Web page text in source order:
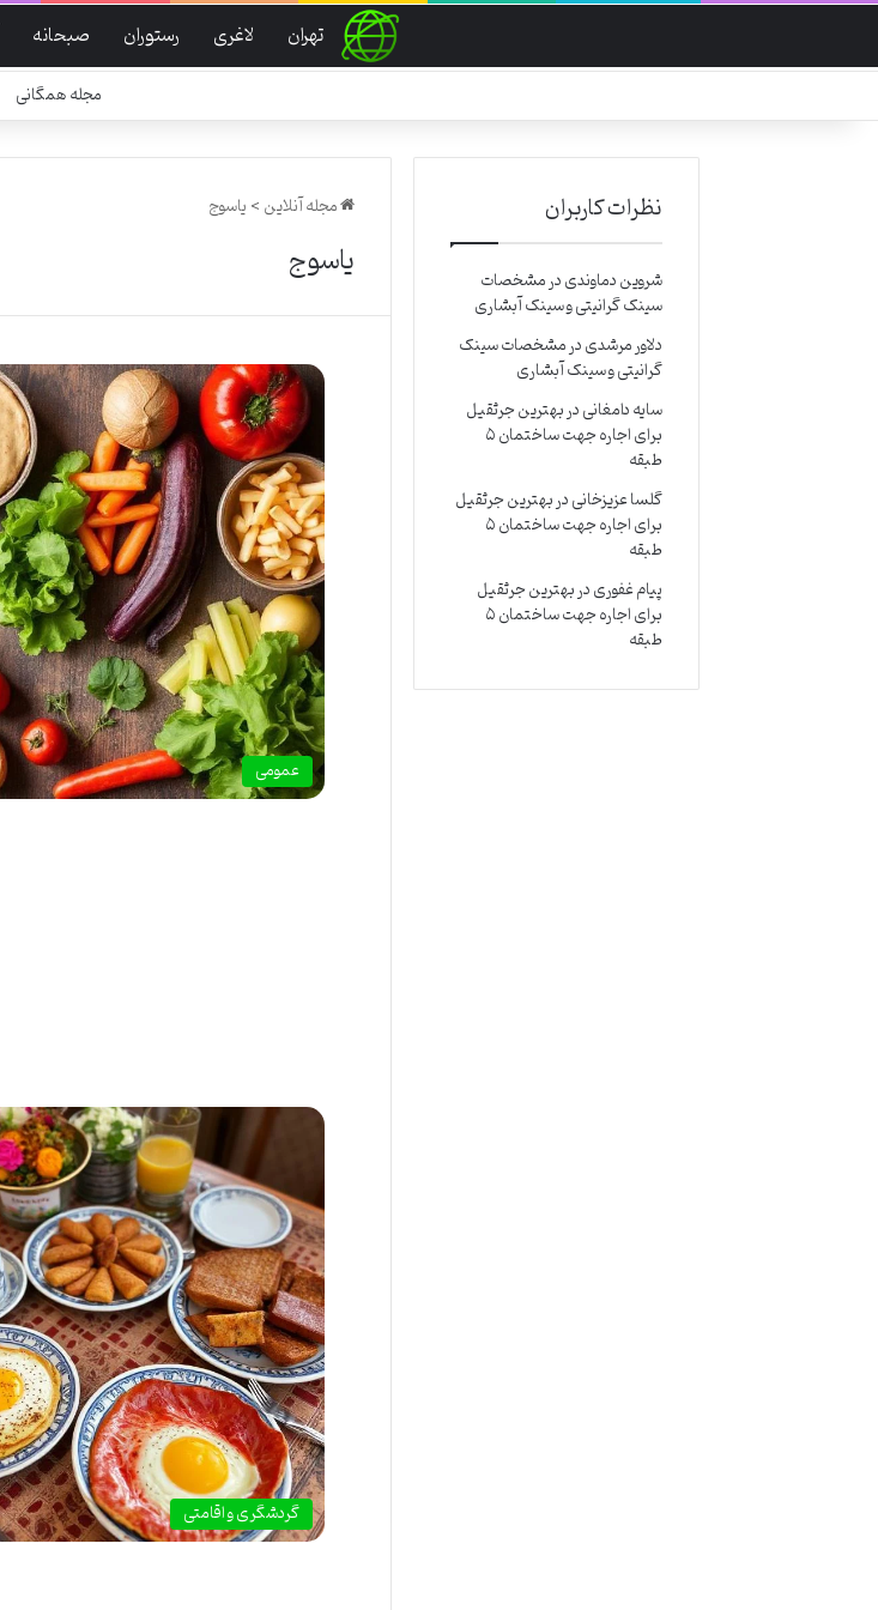
تهران لاغری رستوران صبحانه
مجله همگانی
مجله آنلاین>یاسوج
یاسوج
عمومی
گردشگری و اقامتی
نظرات کاربران
شروین دماوندیدرمشخصات
سینک گرانیتی و سینک آبشاری
دلاور مرشدیدرمشخصات سینک
گرانیتی و سینک آبشاری
سایه دامغانیدربهترین جرثقیل
برای اجاره جهت ساختمان ۵
طبقه
گلسا عزیزخانیدربهترین جرثقیل
برای اجاره جهت ساختمان ۵
طبقه
پیام غفوریدربهترین جرثقیل
برای اجاره جهت ساختمان ۵
طبقه